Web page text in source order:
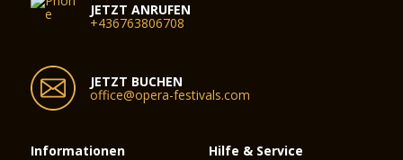
JETZT ANRUFEN
+436763806708
JETZT BUCHEN
office@opera-festivals.com
Informationen Hilfe & Service